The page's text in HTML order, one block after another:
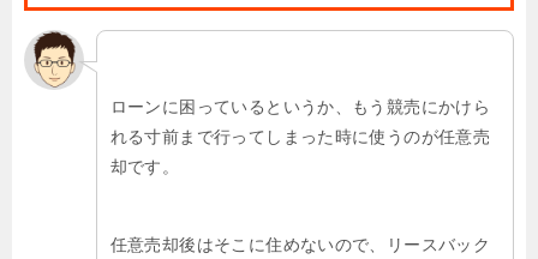
ローンに困っているというか、もう競売にかけら
れる寸前まで行ってしまった時に使うのが任意売
却です。
任意売却後はそこに住めないので、リースバック